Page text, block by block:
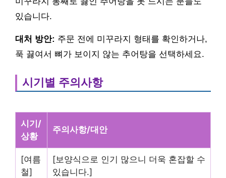
있습니다.
대처 방안: 주문 전에 미꾸라지 형태를 확인하거나,
푹 끓여서 뼈가 보이지 않는 추어탕을 선택하세요.
시기별 주의사항
시기/
상황
주의사항/대안
[여름
철]
[보양식으로 인기 많으니 더욱 혼잡할 수
있습니다.]